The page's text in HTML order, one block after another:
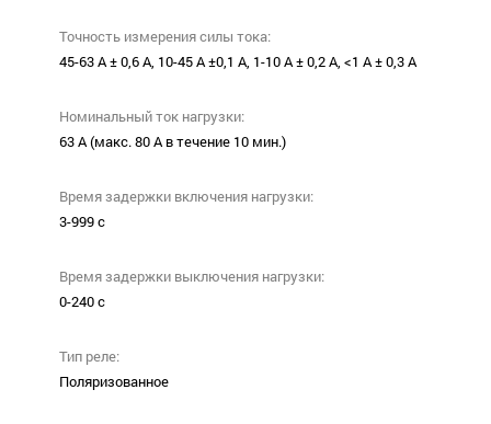
Точность измерения силы тока:
45-63 А ± 0,6 А, 10-45 А ±0,1 А, 1-10 А ± 0,2 А, <1 А ± 0,3 А
Номинальный ток нагрузки:
63 А (макс. 80 А в течение 10 мин.)
Время задержки включения нагрузки:
3-999 с
Время задержки выключения нагрузки:
0-240 с
Тип реле:
Поляризованное